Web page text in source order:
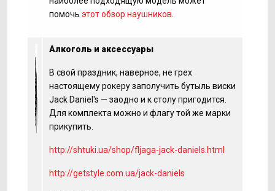
помочь этот обзор наушников
Алкоголь и аксессуары
В свой праздник, наверное, не грех
настоящему рокеру заполучить бутыль виски
Jack Daniel's — заодно и к столу пригодится.
Для комплекта можно и флагу той же марки
прикупить.
http://shtuki.ua/shop/fljaga-jack-daniels.html
http://getstyle.com.ua/jack-daniels